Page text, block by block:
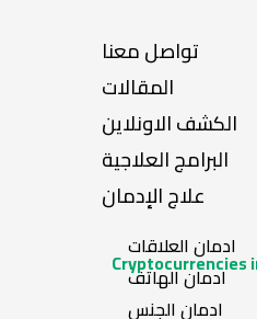
تواصل معنا
المقالات
الكشف الاونلاين
البرامج العلاجية
علاج الإدمان
ادمان العلاقات
ادمان الهاتف
ادمان الجنس
Cryptocurrencies